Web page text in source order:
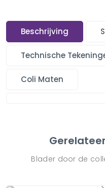
Beschrijving
Technische
Coli Maten
Blader door de